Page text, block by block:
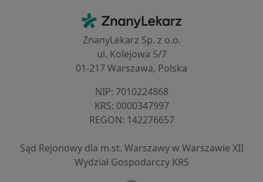
ZnanyLekarz - Strona główna
ZnanyLekarz Sp. z o.o.
ul. Kolejowa 5/7
01-217 Warszawa, Polska
NIP: ⁠7010224868
KRS: ⁠0000347997
REGON: ⁠142276657
Sąd Rejonowy dla m.st. Warszawy w Warszawie XII
Wydział Gospodarczy KRS